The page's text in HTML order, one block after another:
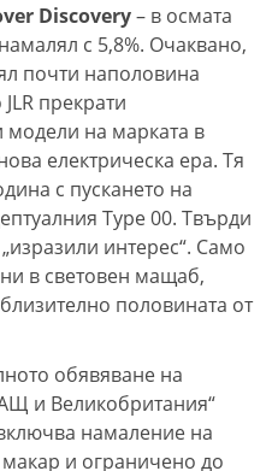
Discovery– в осмата
с 5,8%. Очаквано,
почти наполовина
прекрати
модели на марката в
електрическа ера. Тя
с пускането на
Type 00. Твърди
интерес“. Само
в световен мащаб,
половината от
обявяване на
и Великобритания“
намаление на
макар и ограничено до